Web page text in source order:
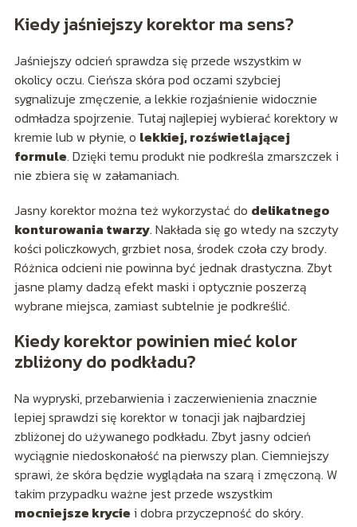
Kiedy jaśniejszy korektor ma sens?
Jaśniejszy odcień sprawdza się przede wszystkim w
okolicy oczu. Cieńsza skóra pod oczami szybciej
sygnalizuje zmęczenie, a lekkie rozjaśnienie widocznie
odmładza spojrzenie. Tutaj najlepiej wybierać korektory w
kremie lub w płynie, o lekkiej, rozświetlającej
formule. Dzięki temu produkt nie podkreśla zmarszczek i
nie zbiera się w załamaniach.
Jasny korektor można też wykorzystać do delikatnego
konturowania twarzy. Nakłada się go wtedy na szczyty
kości policzkowych, grzbiet nosa, środek czoła czy brody.
Różnica odcieni nie powinna być jednak drastyczna. Zbyt
jasne plamy dadzą efekt maski i optycznie poszerzą
wybrane miejsca, zamiast subtelnie je podkreślić.
Kiedy korektor powinien mieć kolor
zbliżony do podkładu?
Na wypryski, przebarwienia i zaczerwienienia znacznie
lepiej sprawdzi się korektor w tonacji jak najbardziej
zbliżonej do używanego podkładu. Zbyt jasny odcień
wyciągnie niedoskonałość na pierwszy plan. Ciemniejszy
sprawi, że skóra będzie wyglądała na szarą i zmęczoną. W
takim przypadku ważne jest przede wszystkim
mocniejsze krycie i dobra przyczepność do skóry.